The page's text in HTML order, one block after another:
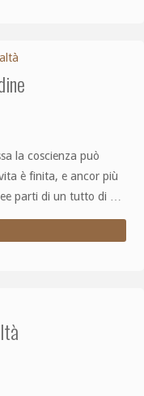
la coscienza può
è finita, e ancor più
parti di un tutto di …